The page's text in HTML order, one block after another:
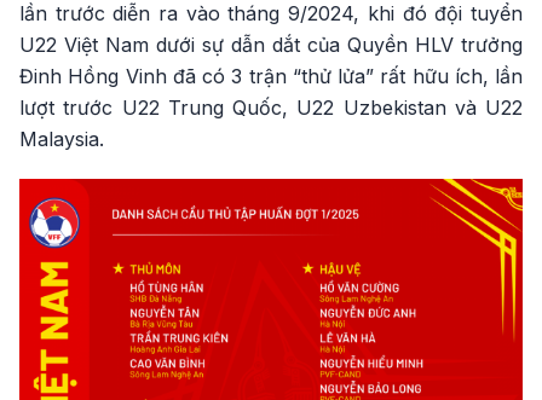
lần trước diễn ra vào tháng 9/2024, khi đó đội tuyển
U22 Việt Nam dưới sự dẫn dắt của Quyền HLV trưởng
Đinh Hồng Vinh đã có 3 trận “thử lửa” rất hữu ích, lần
lượt trước U22 Trung Quốc, U22 Uzbekistan và U22
Malaysia.